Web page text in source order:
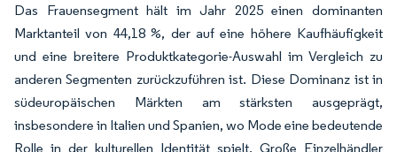
Das Frauensegment hält im Jahr 2025 einen dominanten
Marktanteil von 44,18 %, der auf eine höhere Kaufhäufigkeit
und eine breitere Produktkategorie-Auswahl im Vergleich zu
anderen Segmenten zurückzuführen ist. Diese Dominanz ist in
südeuropäischen Märkten am stärksten ausgeprägt,
insbesondere in Italien und Spanien, wo Mode eine bedeutende
Rolle in der kulturellen Identität spielt. Große Einzelhändler